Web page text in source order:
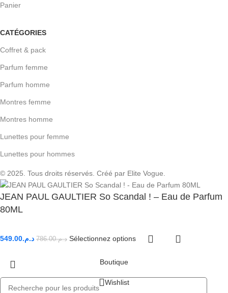
Panier
CATÉGORIES
Coffret & pack
Parfum femme
Parfum homme
Montres femme
Montres homme
Lunettes pour femme
Lunettes pour hommes
© 2025. Tous droits réservés. Créé par Elite Vogue.
JEAN PAUL GAULTIER So Scandal ! – Eau de Parfum
80ML
د.م.786.00 د.م.549.00 Sélectionnez options
Boutique
Wishlist